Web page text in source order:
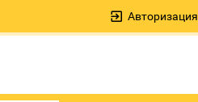
Авторизация